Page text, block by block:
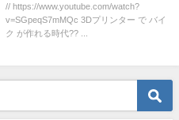
// https://www.youtube.com/watch?
v=SGpeqS7mMQc 3Dプリンター で バイ
ク が作れる時代?? ...